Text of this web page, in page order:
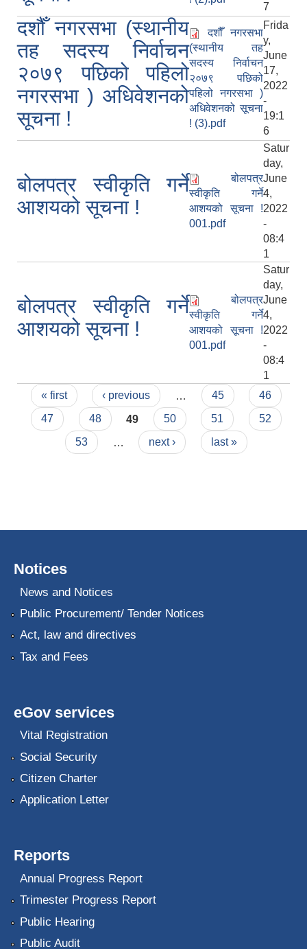
7
दशौँ नगरसभा (स्थानीय
तह सदस्य निर्वाचन
२०७९ पछिको पहिलो
नगरसभा ) अधिवेशनको
सूचना !
दशौँ नगरसभा
(स्थानीय तह
सदस्य निर्वाचन
२०७९ पछिको
पहिलो नगरसभा )
अधिवेशनको सूचना
! (3).pdf
Frida
y,
June
17,
2022
-
19:1
6
बोलपत्र स्वीकृति गर्ने
आशयको सूचना !
बोलपत्र
स्वीकृति गर्ने
आशयको सूचना !
001.pdf
Satur
day,
June
4,
2022
-
08:4
1
बोलपत्र स्वीकृति गर्ने
आशयको सूचना !
बोलपत्र
स्वीकृति गर्ने
आशयको सूचना !
001.pdf
Satur
day,
June
4,
2022
-
08:4
1
Pages
« first ‹ previous 45
46
47
48 49 50 51
52
53
next › last »
Notices
News and Notices
Public Procurement/ Tender Notices
Act, law and directives
Tax and Fees
eGov services
Vital Registration
Social Security
Citizen Charter
Application Letter
Reports
Annual Progress Report
Trimester Progress Report
Public Hearing
Public Audit